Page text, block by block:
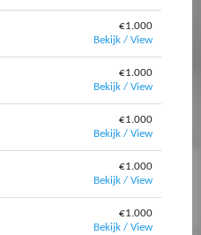
€1.000
Bekijk / View
€1.000
Bekijk / View
€1.000
Bekijk / View
€1.000
Bekijk / View
€1.000
Bekijk / View